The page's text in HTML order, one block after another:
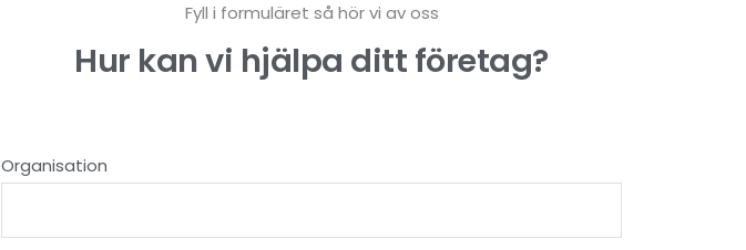
Fyll i formuläret så hör vi av oss
Hur kan vi hjälpa ditt företag?
Organisation